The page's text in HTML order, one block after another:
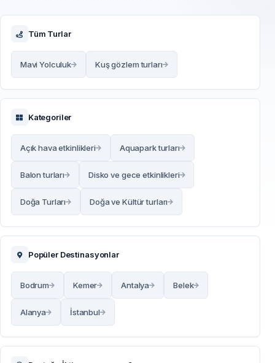
Tüm Turlar
Mavi Yolculuk Kuş gözlem turları
Kategoriler
Açık hava etkinlikleri Aquapark turları
Balon turları Disko ve gece etkinlikleri
Doğa Turları Doğa ve Kültür turları
Popüler Destinasyonlar
Bodrum Kemer Antalya Belek
Alanya İstanbul